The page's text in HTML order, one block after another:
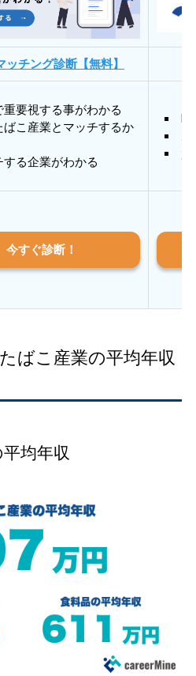
ッチング診断【無料】
重要視する事がわかる
ばこ産業とマッチするか
する企業がわかる
質
今すぐ診断！
ばこ産業の平均年収
均年収